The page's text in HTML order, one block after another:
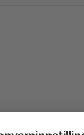
/ Pakning